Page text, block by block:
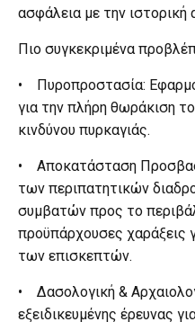
ασφάλεια με την ιστορική
Πιο συγκεκριμένα
• Πυροπροστασία:
για την πλήρη θωράκιση
κινδύνου πυρκαγιάς.
• Αποκατάσταση
των περιπατητικών
συμβατών προς το
προϋπάρχουσες χαράξεις
των επισκεπτών.
• Δασολογική &
εξειδικευμένης έρευνας